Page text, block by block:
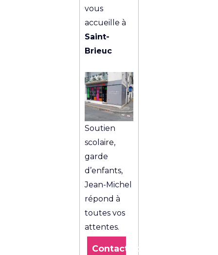
vous
accueille à
Saint-
Brieuc
Soutien
scolaire,
garde
d’enfants,
Jean-Michel
répond à
toutes vos
attentes.
Contactez